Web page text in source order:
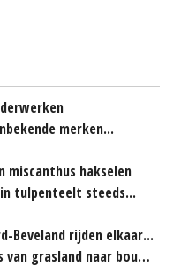
merken...
miscanthus hakselen
tulpenteelt steeds...
Beveland rijden elkaar...
Bemest op z'n Best verlegt focus van grasland naar bouwland